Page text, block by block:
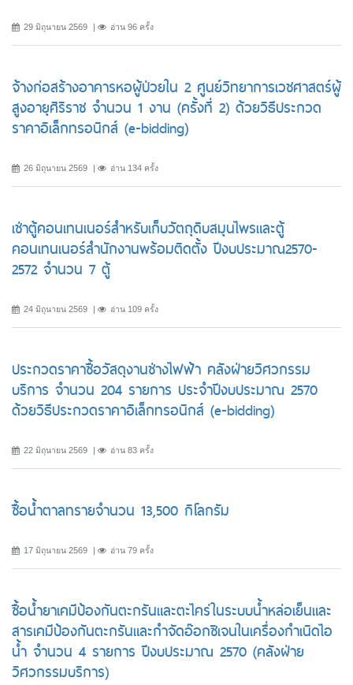
29 มิถุนายน 2569 อ่าน 96 ครั้ง
จ้างก่อสร้างอาคารหอผู้ป่วยใน 2 ศูนย์วิทยาการเวชศาสตร์ผู้
สูงอายุศิริราช จำนวน 1 งาน (ครั้งที่ 2) ด้วยวิธีประกวด
ราคาอิเล็กทรอนิกส์ (e-bidding)
26 มิถุนายน 2569 อ่าน 134 ครั้ง
เช่าตู้คอนเทนเนอร์สำหรับเก็บวัตถุดิบสมุนไพรและตู้
คอนเทนเนอร์สำนักงานพร้อมติดตั้ง ปีงบประมาณ2570-
2572 จำนวน 7 ตู้
24 มิถุนายน 2569 อ่าน 109 ครั้ง
ประกวดราคาซื้อวัสดุงานช่างไฟฟ้า คลังฝ่ายวิศวกรรม
บริการ จำนวน 204 รายการ ประจำปีงบประมาณ 2570
ด้วยวิธีประกวดราคาอิเล็กทรอนิกส์ (e-bidding)
22 มิถุนายน 2569 อ่าน 83 ครั้ง
ซื้อน้ำตาลทรายจำนวน 13,500 กิโลกรัม
17 มิถุนายน 2569 อ่าน 79 ครั้ง
ซื้อน้ำยาเคมีป้องกันตะกรันและตะไคร่ในระบบน้ำหล่อเย็นและ
สารเคมีป้องกันตะกรันและกำจัดอ๊อกซิเจนในเครื่องกำเนิดไอ
น้ำ จำนวน 4 รายการ ปีงบประมาณ 2570 (คลังฝ่าย
วิศวกรรมบริการ)